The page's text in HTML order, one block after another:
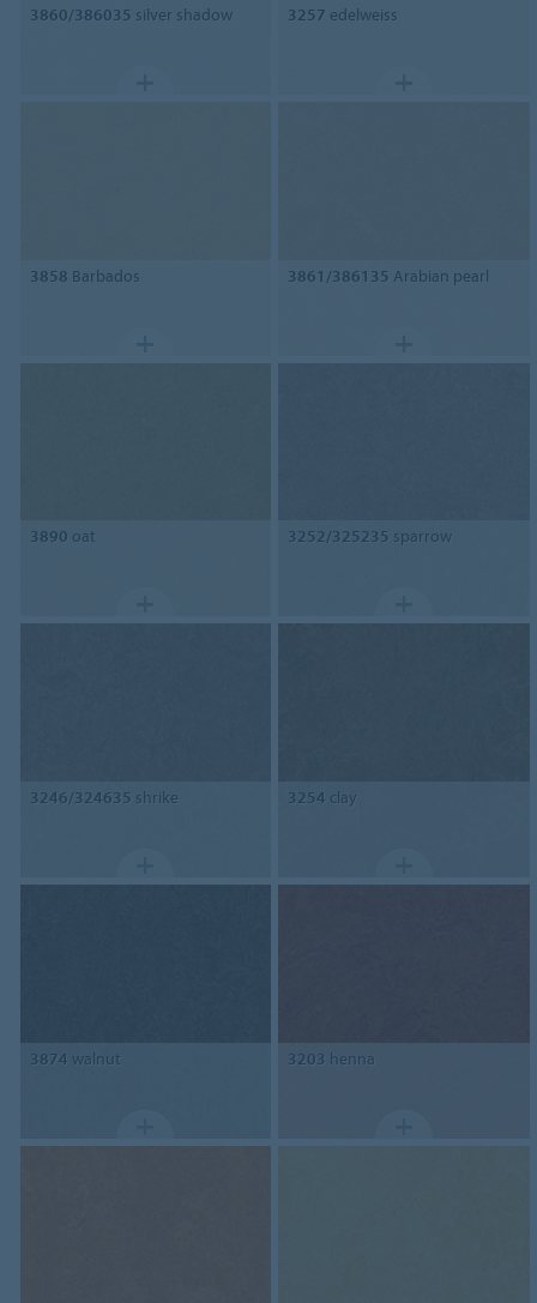
3860/386035 silver shadow 3257 edelweiss
3858 Barbados 3861/386135 Arabian pearl
3890 oat 3252/325235 sparrow
3246/324635 shrike 3254 clay
3874 walnut 3203 henna